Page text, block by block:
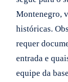
Montenegro,
históricas.
requer
entrada e
equipe da